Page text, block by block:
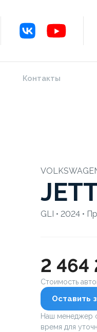
Контакты
GLI • 2024 •
2 464
Стоимость
Оставить
Наш менеджер
время для